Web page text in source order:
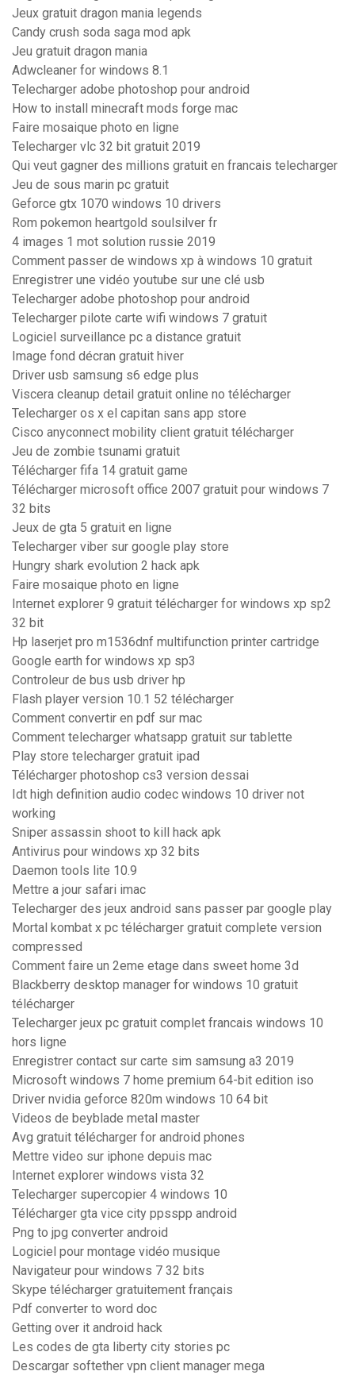
Jeux gratuit dragon mania legends
Candy crush soda saga mod apk
Jeu gratuit dragon mania
Adwcleaner for windows 8.1
Telecharger adobe photoshop pour android
How to install minecraft mods forge mac
Faire mosaique photo en ligne
Telecharger vlc 32 bit gratuit 2019
Qui veut gagner des millions gratuit en francais telecharger
Jeu de sous marin pc gratuit
Geforce gtx 1070 windows 10 drivers
Rom pokemon heartgold soulsilver fr
4 images 1 mot solution russie 2019
Comment passer de windows xp à windows 10 gratuit
Enregistrer une vidéo youtube sur une clé usb
Telecharger adobe photoshop pour android
Telecharger pilote carte wifi windows 7 gratuit
Logiciel surveillance pc a distance gratuit
Image fond décran gratuit hiver
Driver usb samsung s6 edge plus
Viscera cleanup detail gratuit online no télécharger
Telecharger os x el capitan sans app store
Cisco anyconnect mobility client gratuit télécharger
Jeu de zombie tsunami gratuit
Télécharger fifa 14 gratuit game
Télécharger microsoft office 2007 gratuit pour windows 7
32 bits
Jeux de gta 5 gratuit en ligne
Telecharger viber sur google play store
Hungry shark evolution 2 hack apk
Faire mosaique photo en ligne
Internet explorer 9 gratuit télécharger for windows xp sp2
32 bit
Hp laserjet pro m1536dnf multifunction printer cartridge
Google earth for windows xp sp3
Controleur de bus usb driver hp
Flash player version 10.1 52 télécharger
Comment convertir en pdf sur mac
Comment telecharger whatsapp gratuit sur tablette
Play store telecharger gratuit ipad
Télécharger photoshop cs3 version dessai
Idt high definition audio codec windows 10 driver not
working
Sniper assassin shoot to kill hack apk
Antivirus pour windows xp 32 bits
Daemon tools lite 10.9
Mettre a jour safari imac
Telecharger des jeux android sans passer par google play
Mortal kombat x pc télécharger gratuit complete version
compressed
Comment faire un 2eme etage dans sweet home 3d
Blackberry desktop manager for windows 10 gratuit
télécharger
Telecharger jeux pc gratuit complet francais windows 10
hors ligne
Enregistrer contact sur carte sim samsung a3 2019
Microsoft windows 7 home premium 64-bit edition iso
Driver nvidia geforce 820m windows 10 64 bit
Videos de beyblade metal master
Avg gratuit télécharger for android phones
Mettre video sur iphone depuis mac
Internet explorer windows vista 32
Telecharger supercopier 4 windows 10
Télécharger gta vice city ppsspp android
Png to jpg converter android
Logiciel pour montage vidéo musique
Navigateur pour windows 7 32 bits
Skype télécharger gratuitement français
Pdf converter to word doc
Getting over it android hack
Les codes de gta liberty city stories pc
Descargar softether vpn client manager mega